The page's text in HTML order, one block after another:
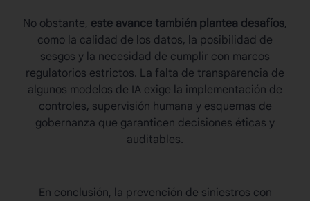
No obstante, este avance también plantea desafíos,
como la calidad de los datos, la posibilidad de
sesgos y la necesidad de cumplir con marcos
regulatorios estrictos. La falta de transparencia de
algunos modelos de IA exige la implementación de
controles, supervisión humana y esquemas de
gobernanza que garanticen decisiones éticas y
auditables.
En conclusión, la prevención de siniestros con